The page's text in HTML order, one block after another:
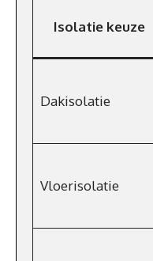
Isolatie keuze
Dakisolatie
Vloerisolatie